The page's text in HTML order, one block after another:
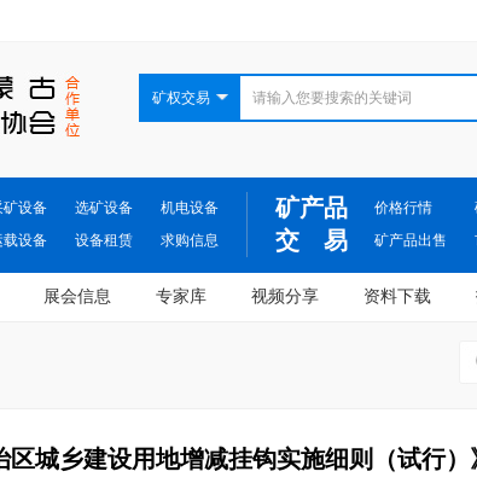
矿权交易
矿设备 选矿设备
机电设备
载设备
设备租赁 求购信息
矿产品
交 易
价格行情
矿产品出售
展会信息 专家库 视频分享 资料下载
城乡建设用地增减挂钩实施细则（试行）